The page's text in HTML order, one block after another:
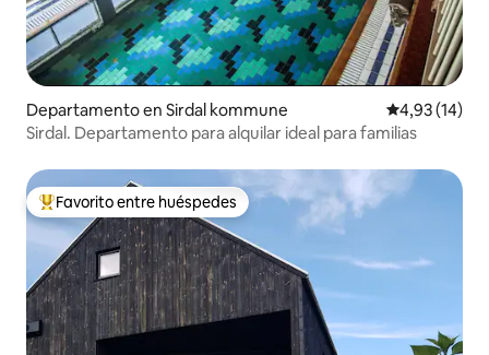
Departamento en Sirdal kommune Calificación
4,93 (14)
Sirdal. Departamento para alquilar ideal para familias
Favorito entre los huéspedes más destacados
Favorito entre huéspedes